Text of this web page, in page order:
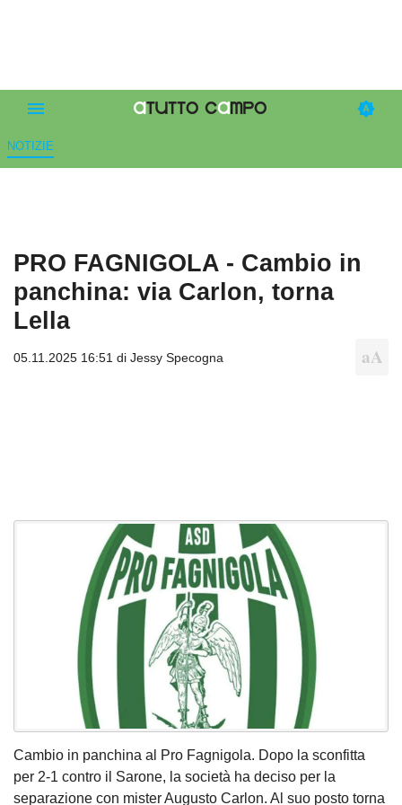
NOTIZIE
PRO FAGNIGOLA - Cambio in
panchina: via Carlon, torna
Lella
05.11.2025 16:51 di Jessy Specogna
Cambio in panchina al Pro Fagnigola. Dopo la sconfitta
per 2-1 contro il Sarone, la società ha deciso per la
separazione con mister Augusto Carlon. Al suo posto torna